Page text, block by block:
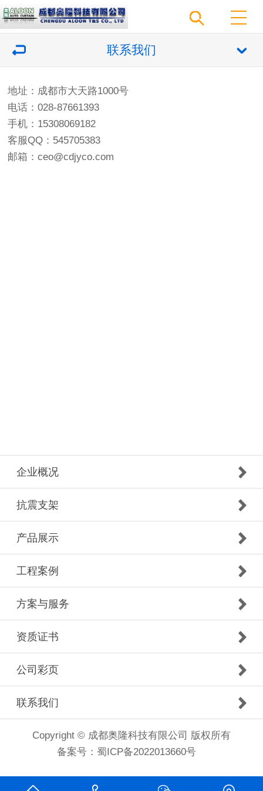
联系我们
地址：成都市大天路1000号
电话：028-87661393
手机：15308069182
客服QQ：545705383
邮箱：ceo@cdjyco.com
企业概况
抗震支架
产品展示
工程案例
方案与服务
资质证书
公司彩页
联系我们
Copyright © 成都奥隆科技有限公司 版权所有
备案号： 蜀ICP备2022013660号